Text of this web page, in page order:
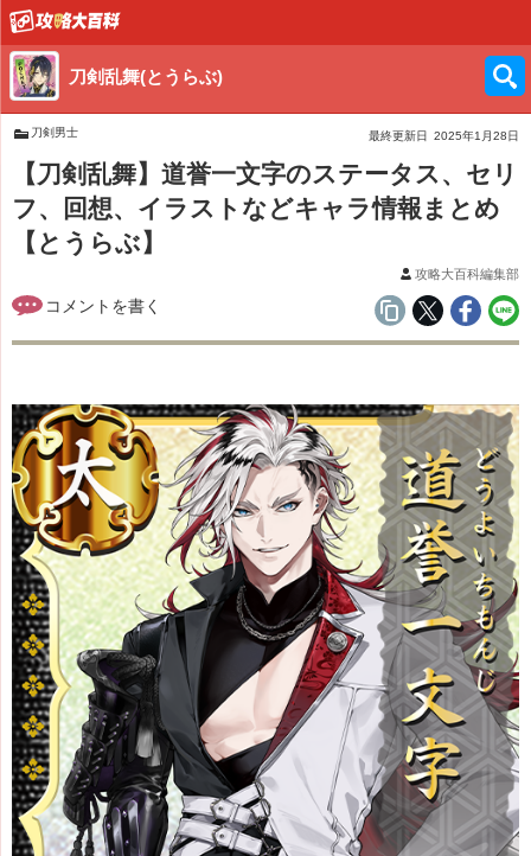
刀剣乱舞(とうらぶ)
刀剣男士 最終更新日 2025年1月28日
【刀剣乱舞】道誉一文字のステータス、セリ
フ、回想、イラストなどキャラ情報まとめ
【とうらぶ】
攻略大百科編集部